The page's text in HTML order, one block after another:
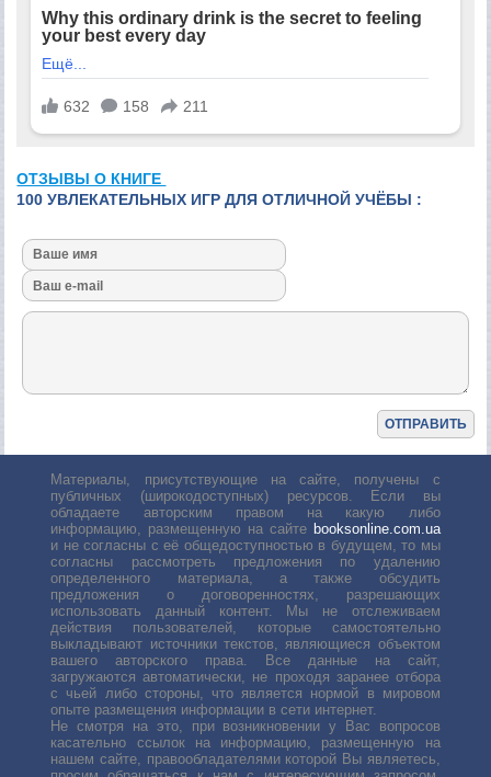
ОТЗЫВЫ О КНИГЕ
100 УВЛЕКАТЕЛЬНЫХ ИГР ДЛЯ ОТЛИЧНОЙ УЧЁБЫ :
Материалы, присутствующие на сайте, получены с
публичных (широкодоступных) ресурсов. Если вы
обладаете авторским правом на какую либо
информацию, размещенную на сайте booksonline.com.ua
и не согласны с её общедоступностью в будущем, то мы
согласны рассмотреть предложения по удалению
определенного материала, а также обсудить
предложения о договоренностях, разрешающих
использовать данный контент. Мы не отслеживаем
действия пользователей, которые самостоятельно
выкладывают источники текстов, являющиеся объектом
вашего авторского права. Все данные на сайт,
загружаются автоматически, не проходя заранее отбора
с чьей либо стороны, что является нормой в мировом
опыте размещения информации в сети интернет.
Не смотря на это, при возникновении у Вас вопросов
касательно ссылок на информацию, размещенную на
нашем сайте, правообладателями которой Вы являетесь,